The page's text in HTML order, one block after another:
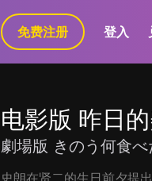
免费注册 登入
电影版 昨日
劇場版 きのう何食べ
史朗在贤二的生日前夕提